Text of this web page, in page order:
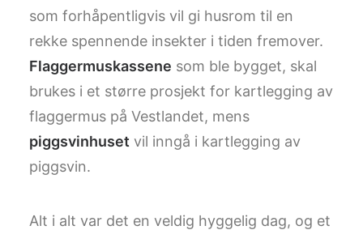
som forhåpentligvis vil gi husrom til en
rekke spennende insekter i tiden fremover.
Flaggermuskassene som ble bygget, skal
brukes i et større prosjekt for kartlegging av
flaggermus på Vestlandet, mens
piggsvinhuset vil inngå i kartlegging av
piggsvin.
Alt i alt var det en veldig hyggelig dag, og et